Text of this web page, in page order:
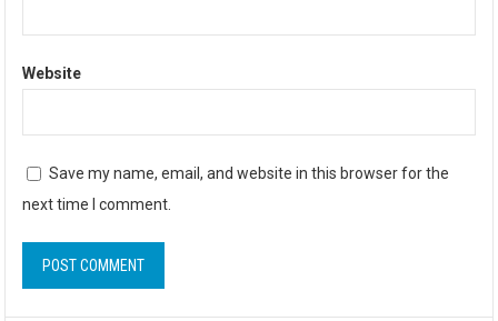
Website
Save my name, email, and website in this browser for the
next time I comment.